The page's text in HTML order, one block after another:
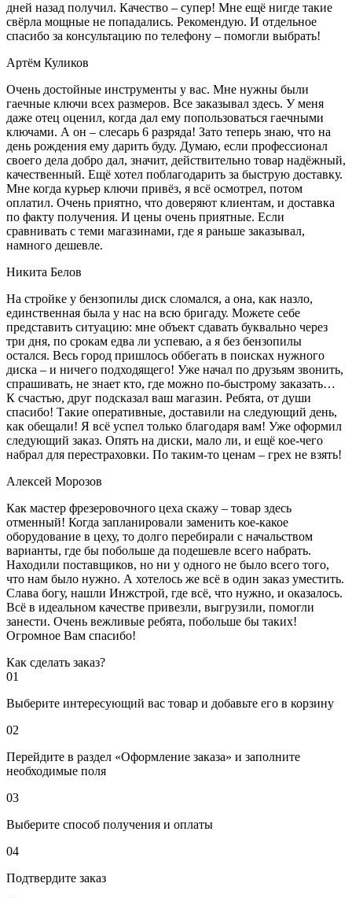
дней назад получил. Качество – супер! Мне ещё нигде такие
свёрла мощные не попадались. Рекомендую. И отдельное
спасибо за консультацию по телефону – помогли выбрать!
Артём Куликов
Очень достойные инструменты у вас. Мне нужны были
гаечные ключи всех размеров. Все заказывал здесь. У меня
даже отец оценил, когда дал ему попользоваться гаечными
ключами. А он – слесарь 6 разряда! Зато теперь знаю, что на
день рождения ему дарить буду. Думаю, если профессионал
своего дела добро дал, значит, действительно товар надёжный,
качественный. Ещё хотел поблагодарить за быструю доставку.
Мне когда курьер ключи привёз, я всё осмотрел, потом
оплатил. Очень приятно, что доверяют клиентам, и доставка
по факту получения. И цены очень приятные. Если
сравнивать с теми магазинами, где я раньше заказывал,
намного дешевле.
Никита Белов
На стройке у бензопилы диск сломался, а она, как назло,
единственная была у нас на всю бригаду. Можете себе
представить ситуацию: мне объект сдавать буквально через
три дня, по срокам едва ли успеваю, а я без бензопилы
остался. Весь город пришлось оббегать в поисках нужного
диска – и ничего подходящего! Уже начал по друзьям звонить,
спрашивать, не знает кто, где можно по-быстрому заказать…
К счастью, друг подсказал ваш магазин. Ребята, от души
спасибо! Такие оперативные, доставили на следующий день,
как обещали! Я всё успел только благодаря вам! Уже оформил
следующий заказ. Опять на диски, мало ли, и ещё кое-чего
набрал для перестраховки. По таким-то ценам – грех не взять!
Алексей Морозов
Как мастер фрезеровочного цеха скажу – товар здесь
отменный! Когда запланировали заменить кое-какое
оборудование в цеху, то долго перебирали с начальством
варианты, где бы побольше да подешевле всего набрать.
Находили поставщиков, но ни у одного не было всего того,
что нам было нужно. А хотелось же всё в один заказ уместить.
Слава богу, нашли Инжстрой, где всё, что нужно, и оказалось.
Всё в идеальном качестве привезли, выгрузили, помогли
занести. Очень вежливые ребята, побольше бы таких!
Огромное Вам спасибо!
Как сделать заказ?
01
Выберите интересующий вас товар и добавьте его в корзину
02
Перейдите в раздел «Оформление заказа» и заполните
необходимые поля
03
Выберите способ получения и оплаты
04
Подтвердите заказ